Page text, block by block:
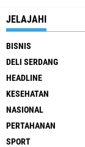
JELAJAHI
BISNIS
DELI SERDANG
HEADLINE
KESEHATAN
NASIONAL
PERTAHANAN
SPORT